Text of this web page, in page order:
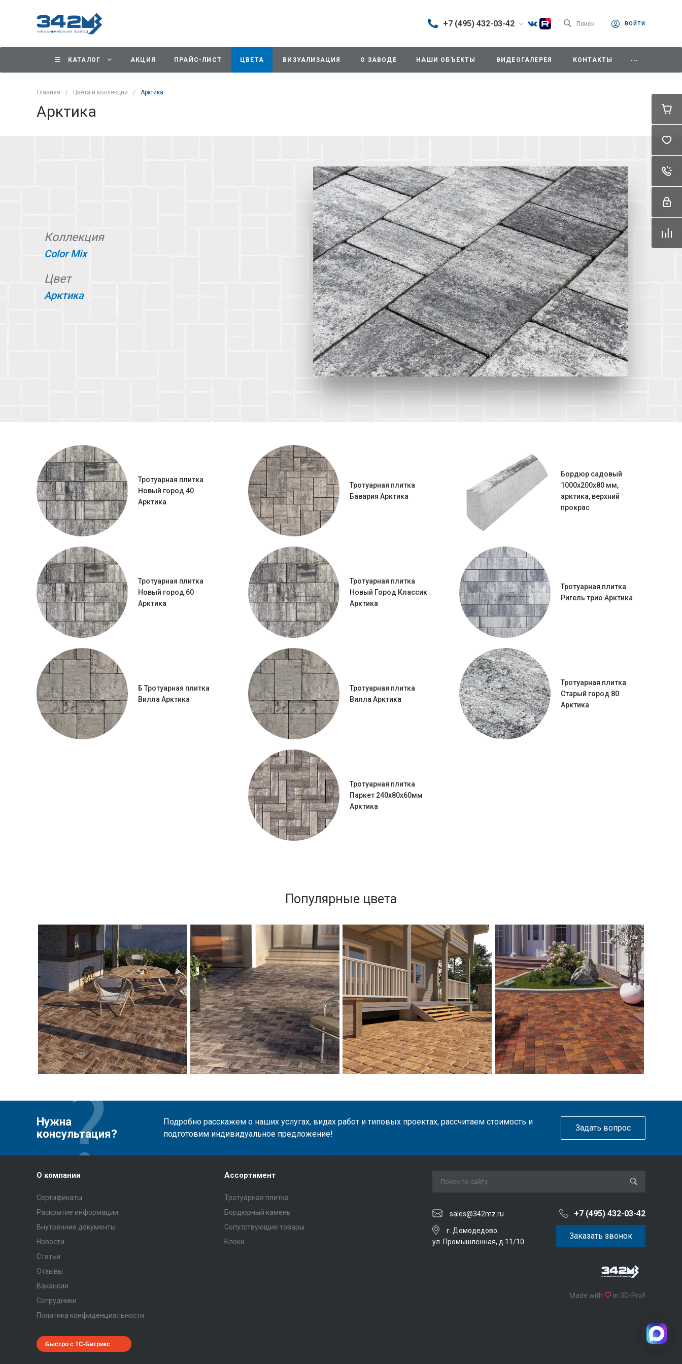
+7 (495) 432-03-42
+7 (495) 432-03-42
г. Домодедово. Отдел
д.11/10
info@342mz.ru
+7 (495) 787-91-37
г. Домодедово. Отдел
снабжения,
ул.Промышленная, д.11/10
snab@342mz.ru
+7 (985) 096-13-87
г. Домодедово. Отдел
кадров, ул.Промышленная,
д.11/10
u.povarnitcyna@342mz.ru
+7 (964) 768-69-14
г. Домодедово.
Финансовый директор,
ул.Промышленная, д.11/10
info@342mz.ru
Поиск ВОЙТИ
КАТАЛОГ АКЦИЯ ПРАЙС-ЛИСТ ЦВЕТА ВИЗУАЛИЗАЦИЯ О ЗАВОДЕ НАШИ ОБЪЕКТЫ ВИДЕОГАЛЕРЕЯ КОНТАКТЫ ...
Главная / Цвета и коллекции / Арктика
Арктика
Коллекция
Color Mix
Цвет
Арктика
Тротуарная плитка
Новый город 40
Арктика
Тротуарная плитка
Бавария Арктика
Бордюр садовый
1000х200х80 мм,
арктика, верхний
прокрас
Тротуарная плитка
Новый город 60
Арктика
Тротуарная плитка
Новый Город Классик
Арктика
Тротуарная плитка
Ригель трио Арктика
Б Тротуарная плитка
Вилла Арктика
Тротуарная плитка
Вилла Арктика
Тротуарная плитка
Старый город 80
Арктика
Тротуарная плитка
Паркет 240x80x60мм
Арктика
Популярные цвета
Нужна
консультация?
Подробно расскажем о наших услугах, видах работ и типовых проектах, рассчитаем стоимость и
подготовим индивидуальное предложение!
Задать вопрос
О компании
Сертификаты
Раскрытие информации
Внутренние документы
Новости
Статьи
Отзывы
Вакансии
Сотрудники
Политика конфиденциальности
Ассортимент
Тротуарная плитка
Бордюрный камень
Сопутствующие товары
Блоки
sales@342mz.ru +7 (495) 432-03-42
г. Домодедово.
ул. Промышленная, д.11/10
Заказать звонок
Made with in 3D-Prof
Быстро с 1С-Битрикс